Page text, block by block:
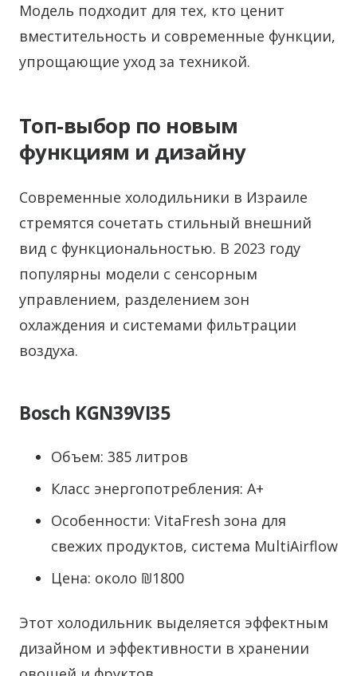
Модель подходит для тех, кто ценит
вместительность и современные функции,
упрощающие уход за техникой.
Топ-выбор по новым
функциям и дизайну
Современные холодильники в Израиле
стремятся сочетать стильный внешний
вид с функциональностью. В 2023 году
популярны модели с сенсорным
управлением, разделением зон
охлаждения и системами фильтрации
воздуха.
Bosch KGN39VI35
Объем: 385 литров
Класс энергопотребления: A+
Особенности: VitaFresh зона для
свежих продуктов, система MultiAirflow
Цена: около ₪1800
Этот холодильник выделяется эффектным
дизайном и эффективности в хранении